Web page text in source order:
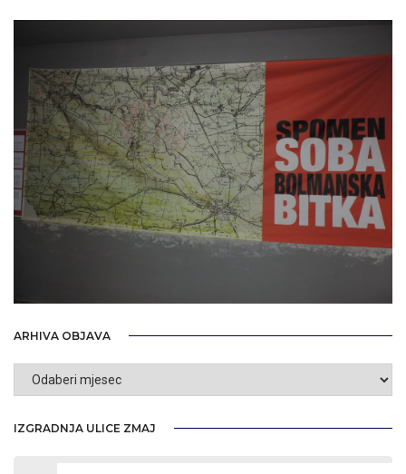
ARHIVA OBJAVA
Arhiva
objava
IZGRADNJA ULICE ZMAJ